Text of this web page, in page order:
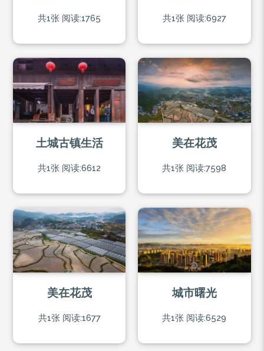
共1张 阅读:1765 共1张 阅读:6927
土城古镇生活
共1张 阅读:6612
美在花茂
共1张 阅读:7598
美在花茂
共1张 阅读:1677
城市曙光
共1张 阅读:6529